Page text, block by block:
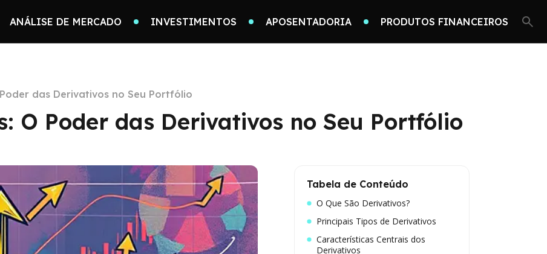
ANÁLISE DE MERCADO INVESTIMENTOS APOSENTADORIA PRODUTOS FINANCEIROS
das Derivativos no Seu Portfólio
O Poder das Derivativos no Seu Portfólio
Tabela de Conteúdo
O Que São Derivativos?
Principais Tipos de Derivativos
Características Centrais dos
Derivativos